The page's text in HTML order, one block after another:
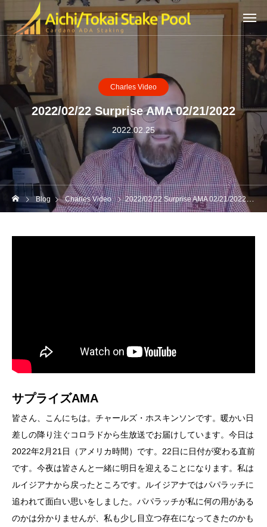
Charles Video
2022/02/22 Surprise AMA 02/21/2022
2022.02.25
Blog Charles Video 2022/02/22 Surprise AMA 02/21/2022
サプライズAMA
皆さん、こんにちは。チャールズ・ホスキンソンです。暖かい日
差しの降り注ぐコロラドから生放送でお届けしています。今日は
2022年2月21日（アメリカ時間）です。22日に日付が変わる直前
です。今夜は皆さんと一緒に明日を迎えることになります。私は
ルイジアナから戻ったところです。ルイジアナではパパラッチに
追われて面白い思いをしました。パパラッチが私に何の用がある
のかは分かりませんが、私も少し目立つ存在になってきたのかも